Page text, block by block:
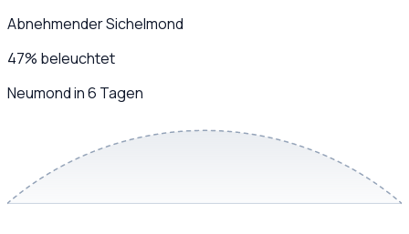
Abnehmender Sichelmond
47% beleuchtet
Neumond in 6 Tagen